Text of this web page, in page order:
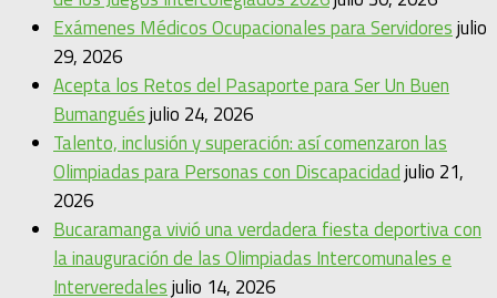
Exámenes Médicos Ocupacionales para Servidoresjulio
29, 2026
Acepta los Retos del Pasaporte para Ser Un Buen
Bumanguésjulio 24, 2026
Talento, inclusión y superación: así comenzaron las
Olimpiadas para Personas con Discapacidadjulio 21,
2026
Bucaramanga vivió una verdadera fiesta deportiva con
la inauguración de las Olimpiadas Intercomunales e
Interveredalesjulio 14, 2026